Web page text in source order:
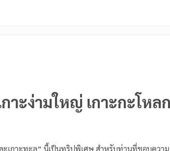
าะง่ามใหญ่ เกาะกะโหล
เกาะทะลุ” นี้เป็นทริปพิเศษ สำหรับท่านที่ชอบควา